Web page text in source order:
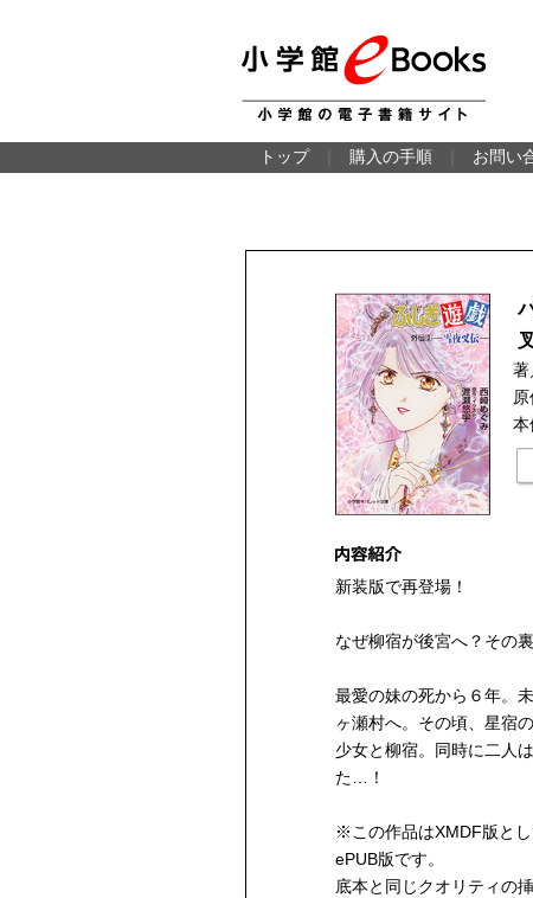
トップ 購入の手順 お問い
著
本
新装版で再登場！
なぜ柳宿が後宮へ？その
最愛の妹の死から６年。
ヶ瀬村へ。その頃、星宿
少女と柳宿。同時に二人
た…！
※この作品はXMDF版と
ePUB版です。
底本と同じクオリティの